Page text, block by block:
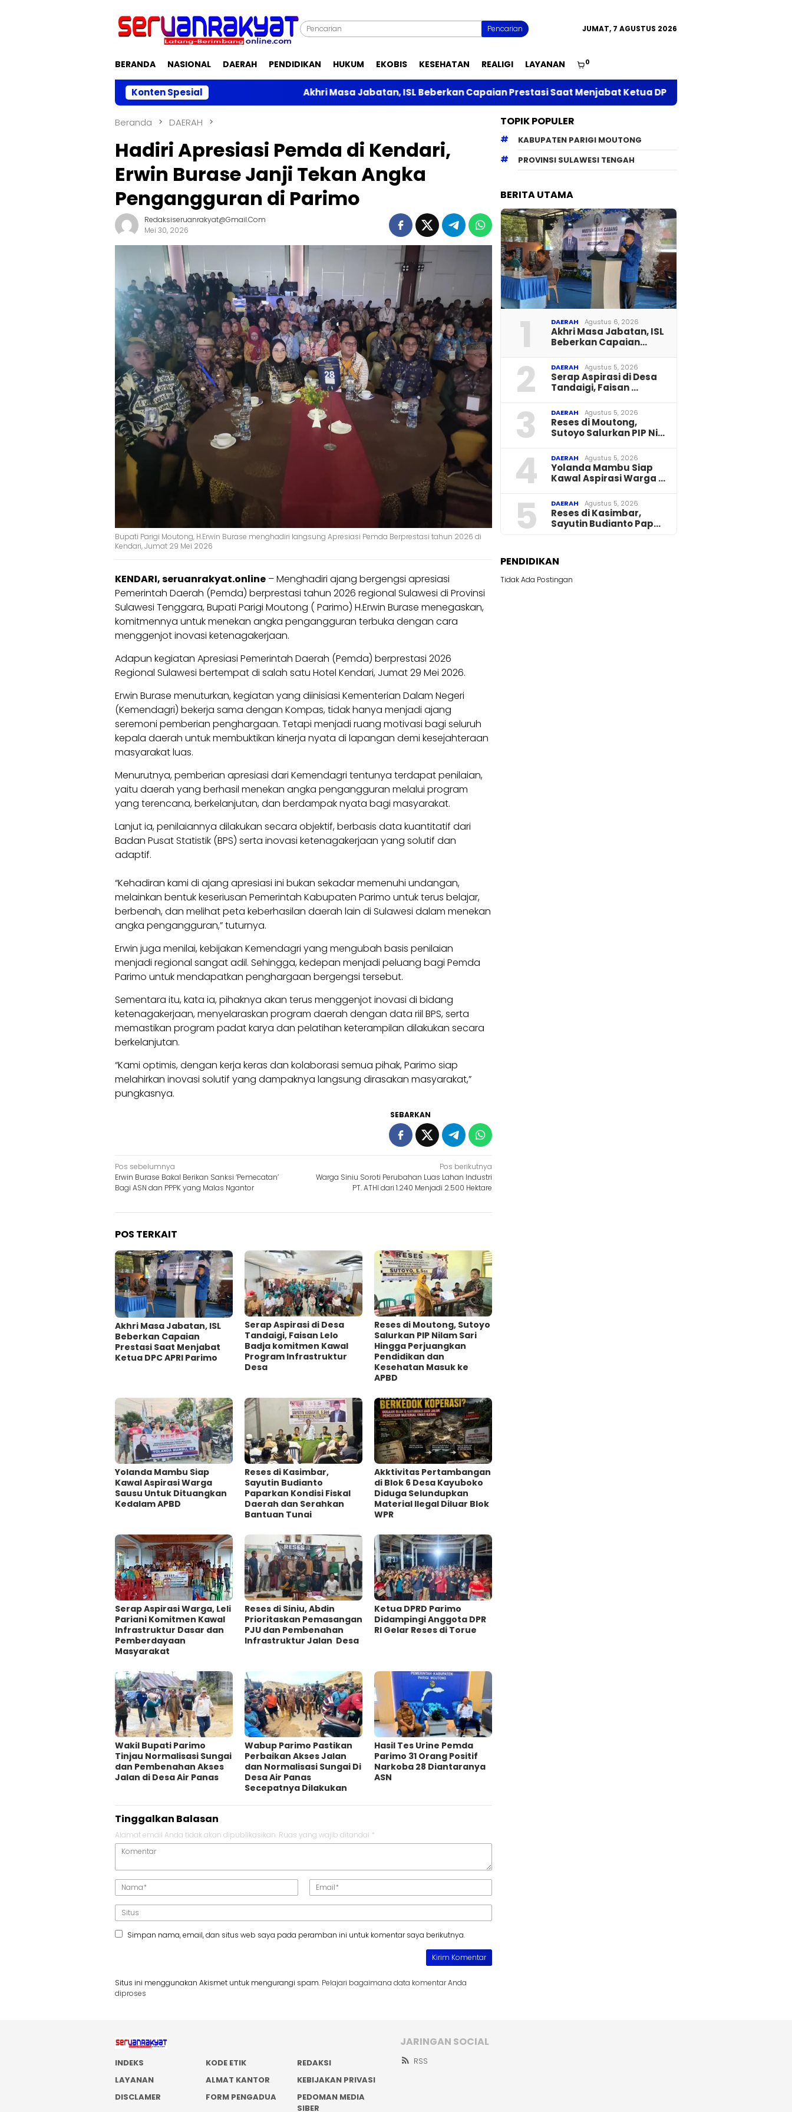
Pencarian JUMAT, 7 AGUSTUS 2026
BERANDA NASIONAL DAERAH PENDIDIKAN HUKUM EKOBIS KESEHATAN REALIGI LAYANAN 0
Konten Spesial Akhri Masa Jabatan, ISL Beberkan Capaian Prestasi Saat Menjabat Ketua DPC APRI Parimo
Beranda DAERAH
Hadiri Apresiasi Pemda di Kendari,
Erwin Burase Janji Tekan Angka
Pengangguran di Parimo
Redaksiseruanrakyat@gmail.com
Mei 30, 2026
Bupati Parigi Moutong, H.Erwin Burase menghadiri langsung Apresiasi Pemda Berprestasi tahun 2026 di
Kendari, Jumat 29 Mei 2026
KENDARI, seruanrakyat.online – Menghadiri ajang bergengsi apresiasi
Pemerintah Daerah (Pemda) berprestasi tahun 2026 regional Sulawesi di Provinsi
Sulawesi Tenggara, Bupati Parigi Moutong ( Parimo) H.Erwin Burase menegaskan,
komitmennya untuk menekan angka pengangguran terbuka dengan cara
menggenjot inovasi ketenagakerjaan.
Adapun kegiatan Apresiasi Pemerintah Daerah (Pemda) berprestasi 2026
Regional Sulawesi bertempat di salah satu Hotel Kendari, Jumat 29 Mei 2026.
Erwin Burase menuturkan, kegiatan yang diinisiasi Kementerian Dalam Negeri
(Kemendagri) bekerja sama dengan Kompas, tidak hanya menjadi ajang
seremoni pemberian penghargaan. Tetapi menjadi ruang motivasi bagi seluruh
kepala daerah untuk membuktikan kinerja nyata di lapangan demi kesejahteraan
masyarakat luas.
Menurutnya, pemberian apresiasi dari Kemendagri tentunya terdapat penilaian,
yaitu daerah yang berhasil menekan angka pengangguran melalui program
yang terencana, berkelanjutan, dan berdampak nyata bagi masyarakat.
Lanjut ia, penilaiannya dilakukan secara objektif, berbasis data kuantitatif dari
Badan Pusat Statistik (BPS) serta inovasi ketenagakerjaan yang solutif dan
adaptif.
“Kehadiran kami di ajang apresiasi ini bukan sekadar memenuhi undangan,
melainkan bentuk keseriusan Pemerintah Kabupaten Parimo untuk terus belajar,
berbenah, dan melihat peta keberhasilan daerah lain di Sulawesi dalam menekan
angka pengangguran,” tuturnya.
Erwin juga menilai, kebijakan Kemendagri yang mengubah basis penilaian
menjadi regional sangat adil. Sehingga, kedepan menjadi peluang bagi Pemda
Parimo untuk mendapatkan penghargaan bergengsi tersebut.
Sementara itu, kata ia, pihaknya akan terus menggenjot inovasi di bidang
ketenagakerjaan, menyelaraskan program daerah dengan data riil BPS, serta
memastikan program padat karya dan pelatihan keterampilan dilakukan secara
berkelanjutan.
“Kami optimis, dengan kerja keras dan kolaborasi semua pihak, Parimo siap
melahirkan inovasi solutif yang dampaknya langsung dirasakan masyarakat,”
pungkasnya.
SEBARKAN
Navigasi
pos
Pos sebelumnya
Erwin Burase Bakal Berikan Sanksi ‘Pemecatan’
Bagi ASN dan PPPK yang Malas Ngantor
Pos berikutnya
Warga Siniu Soroti Perubahan Luas Lahan Industri
PT. ATHI dari 1.240 Menjadi 2.500 Hektare
POS TERKAIT
Akhri Masa Jabatan, ISL
Beberkan Capaian
Prestasi Saat Menjabat
Ketua DPC APRI Parimo
Serap Aspirasi di Desa
Tandaigi, Faisan Lelo
Badja komitmen Kawal
Program Infrastruktur
Desa
Reses di Moutong, Sutoyo
Salurkan PIP Nilam Sari
Hingga Perjuangkan
Pendidikan dan
Kesehatan Masuk ke
APBD
Yolanda Mambu Siap
Kawal Aspirasi Warga
Sausu Untuk Dituangkan
Kedalam APBD
Reses di Kasimbar,
Sayutin Budianto
Paparkan Kondisi Fiskal
Daerah dan Serahkan
Bantuan Tunai
Akktivitas Pertambangan
di Blok 6 Desa Kayuboko
Diduga Selundupkan
Material Ilegal Diluar Blok
WPR
Serap Aspirasi Warga, Leli
Pariani Komitmen Kawal
Infrastruktur Dasar dan
Pemberdayaan
Masyarakat
Reses di Siniu, Abdin
Prioritaskan Pemasangan
PJU dan Pembenahan
Infrastruktur Jalan Desa
Ketua DPRD Parimo
Didampingi Anggota DPR
RI Gelar Reses di Torue
Wakil Bupati Parimo
Tinjau Normalisasi Sungai
dan Pembenahan Akses
Jalan di Desa Air Panas
Wabup Parimo Pastikan
Perbaikan Akses Jalan
dan Normalisasi Sungai Di
Desa Air Panas
Secepatnya Dilakukan
Hasil Tes Urine Pemda
Parimo 31 Orang Positif
Narkoba 28 Diantaranya
ASN
Tinggalkan Balasan
Alamat email Anda tidak akan dipublikasikan. Ruas yang wajib ditandai *
Simpan nama, email, dan situs web saya pada peramban ini untuk komentar saya berikutnya.
Situs ini menggunakan Akismet untuk mengurangi spam. Pelajari bagaimana data komentar Anda
diproses
TOPIK POPULER
KABUPATEN PARIGI MOUTONG
PROVINSI SULAWESI TENGAH
BERITA UTAMA
1 DAERAH Agustus 6, 2026
Akhri Masa Jabatan, ISL
Beberkan Capaian…
2 DAERAH Agustus 5, 2026
Serap Aspirasi di Desa
Tandaigi, Faisan …
3 DAERAH Agustus 5, 2026
Reses di Moutong,
Sutoyo Salurkan PIP Ni…
4 DAERAH Agustus 5, 2026
Yolanda Mambu Siap
Kawal Aspirasi Warga …
5 DAERAH Agustus 5, 2026
Reses di Kasimbar,
Sayutin Budianto Pap…
PENDIDIKAN
Tidak Ada Postingan
INDEKS KODE ETIK
REDAKSI
LAYANAN
ALMAT KANTOR
KEBIJAKAN PRIVASI
DISCLAMER
FORM PENGADUA
PEDOMAN MEDIA
SIBER
JARINGAN SOCIAL
RSS